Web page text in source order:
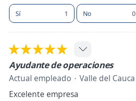
Sí 1 No 0
Ayudante de operaciones
Actual empleado Valle del Cauca
Excelente empresa